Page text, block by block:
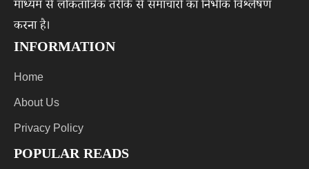
माध्यम से लोकतांत्रिक तरीके से समाचारों का निर्भीक विश्लेषण
करना है।
INFORMATION
Home
About Us
Privacy Policy
POPULAR READS